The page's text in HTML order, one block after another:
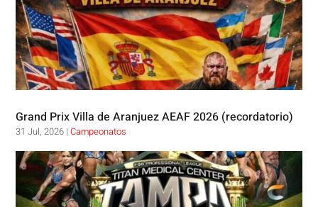
Grand Prix Villa de Aranjuez AEAF 2026 (recordatorio)
31 Jul, 2026 |Campeonatos